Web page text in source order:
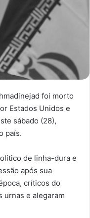
foi morto
Estados Unidos e
sábado (28),
país.
de linha-dura e
após sua
críticos do
urnas e alegaram